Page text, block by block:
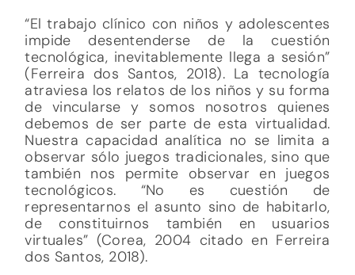
“El trabajo clínico con niños y adolescentes
impide desentenderse de la cuestión
tecnológica, inevitablemente llega a sesión”
(Ferreira dos Santos, 2018). La tecnología
atraviesa los relatos de los niños y su forma
de vincularse y somos nosotros quienes
debemos de ser parte de esta virtualidad.
Nuestra capacidad analítica no se limita a
observar sólo juegos tradicionales, sino que
también nos permite observar en juegos
tecnológicos. “No es cuestión de
representarnos el asunto sino de habitarlo,
de constituirnos también en usuarios
virtuales” (Corea, 2004 citado en Ferreira
dos Santos, 2018).